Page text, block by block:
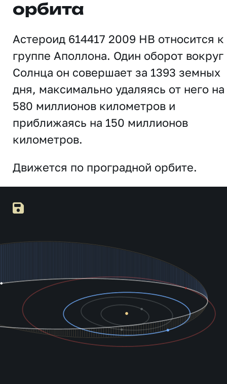
орбита
Астероид 614417 2009 HB относится к
группе Аполлона. Один оборот вокруг
Солнца он совершает за 1393 земных
дня, максимально удаляясь от него на
580 миллионов километров и
приближаясь на 150 миллионов
километров.
Движется по проградной орбите.